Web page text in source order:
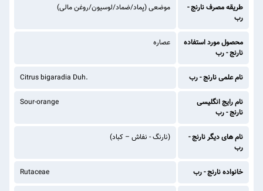
طریقه مصرف نارنج -
رب
موضعی (پماد/ضماد/لوسیون/روغن مالی)
محصول مورد استفاده
نارنج - رب
عصاره
نام علمی نارنج - رب Citrus bigaradia Duh.
نام رایج انگلیسی
نارنج - رب
Sour-orange
نام های دیگر نارنج -
رب
(نارنگ - نفاش – کباد)
خانواده نارنج - رب Rutaceae